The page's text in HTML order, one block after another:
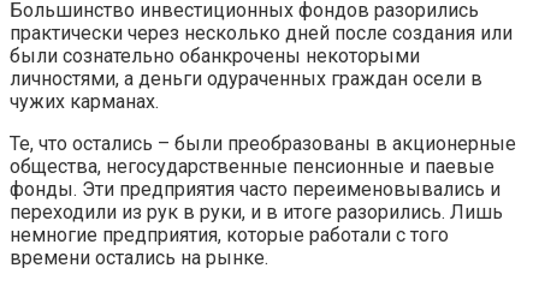
Большинство инвестиционных фондов разорились
практически через несколько дней после создания или
были сознательно обанкрочены некоторыми
личностями, а деньги одураченных граждан осели в
чужих карманах.
Те, что остались – были преобразованы в акционерные
общества, негосударственные пенсионные и паевые
фонды. Эти предприятия часто переименовывались и
переходили из рук в руки, и в итоге разорились. Лишь
немногие предприятия, которые работали с того
времени остались на рынке.